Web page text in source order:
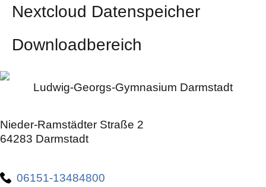
Ludwig-Georgs-Gymnasium Darmstadt
Nieder-Ramstädter Straße 2
64283 Darmstadt
06151-13484800
Nextcloud Datenspeicher
Downloadbereich